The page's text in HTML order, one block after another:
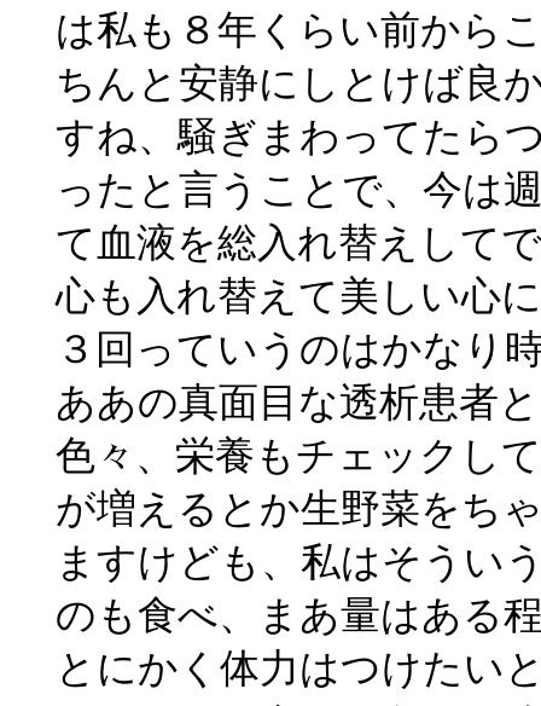
は私も８年くらい前から
ちんと安静にしとけば良
すね、騒ぎまわってたら
ったと言うことで、今は
て血液を総入れ替えして
心も入れ替えて美しい心
３回っていうのはかなり
ああの真面目な透析患者
色々、栄養もチェックし
が増えるとか生野菜をち
ますけども、私はそうい
のも食べ、まあ量はある
とにかく体力はつけたい